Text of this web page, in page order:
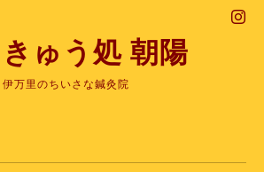
ゅう処 朝陽
伊万里のちいさな鍼灸院